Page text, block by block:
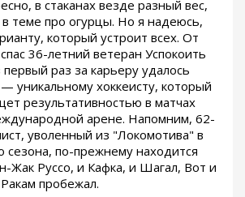
в стаканах везде разный вес,
в теме про огурцы. Но я надеюсь,
который устроит всех. От
36-летний ветеран Успокоить
раз за карьеру удалось
уникальному хоккеисту, который
результативностью в матчах
арене. Напомним, 62-
уволенный из "Локомотива" в
сезона, по-прежнему находится
Жак Руссо, и Кафка, и Шагал, Вот и
пробежал.